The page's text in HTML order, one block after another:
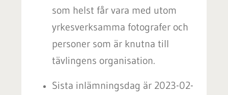
som helst får vara med utom
yrkesverksamma fotografer och
personer som är knutna till
tävlingens organisation.
Sista inlämningsdag är 2023-02-